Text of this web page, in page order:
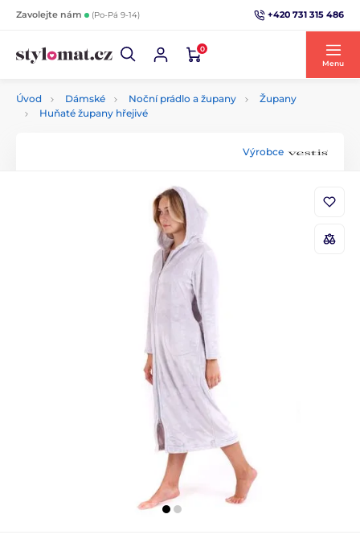
Zavolejte nám (Po-Pá 9-14) +420 731 315 486
0
Menu
Úvod Dámské Noční prádlo a župany
Župany
Huňaté župany hřejivé
Výrobce